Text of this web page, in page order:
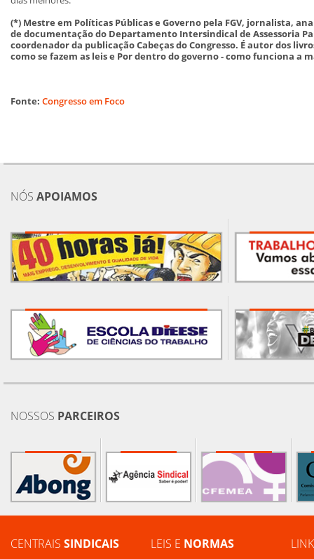
(*) Mestre em Políticas Públicas e Governo pela FGV, jornalista,
de documentação do Departamento Intersindical de Assessoria
coordenador da publicação Cabeças do Congresso. É autor dos
como se fazem as leis e Por dentro do governo - como funciona a
Fonte: Congresso em Foco
NÓS APOIAMOS
NOSSOS PARCEIROS
CENTRAIS SINDICAIS LEIS E NORMAS